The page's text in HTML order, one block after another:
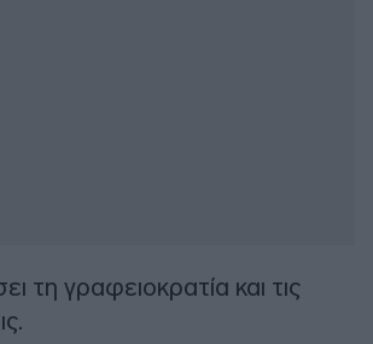
τη γραφειοκρατία και τις